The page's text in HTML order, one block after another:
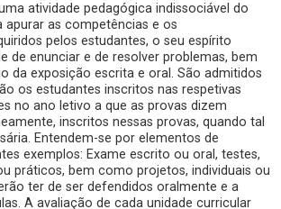
atividade pedagógica indissociável do
apurar as competências e os
pelos estudantes, o seu espírito
de enunciar e de resolver problemas, bem
da exposição escrita e oral. São admitidos
os estudantes inscritos nas respetivas
no ano letivo a que as provas dizem
inscritos nessas provas, quando tal
Entendem-se por elementos de
exemplos: Exame escrito ou oral, testes,
práticos, bem como projetos, individuais ou
ter de ser defendidos oralmente e a
A avaliação de cada unidade curricular